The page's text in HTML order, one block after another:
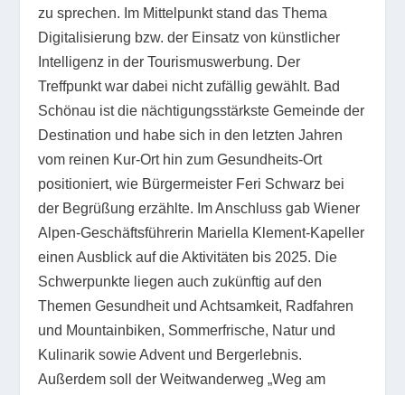
zu sprechen. Im Mittelpunkt stand das Thema
Digitalisierung bzw. der Einsatz von künstlicher
Intelligenz in der Tourismuswerbung. Der
Treffpunkt war dabei nicht zufällig gewählt. Bad
Schönau ist die nächtigungsstärkste Gemeinde der
Destination und habe sich in den letzten Jahren
vom reinen Kur-Ort hin zum Gesundheits-Ort
positioniert, wie Bürgermeister Feri Schwarz bei
der Begrüßung erzählte. Im Anschluss gab Wiener
Alpen-Geschäftsführerin Mariella Klement-Kapeller
einen Ausblick auf die Aktivitäten bis 2025. Die
Schwerpunkte liegen auch zukünftig auf den
Themen Gesundheit und Achtsamkeit, Radfahren
und Mountainbiken, Sommerfrische, Natur und
Kulinarik sowie Advent und Bergerlebnis.
Außerdem soll der Weitwanderweg „Weg am